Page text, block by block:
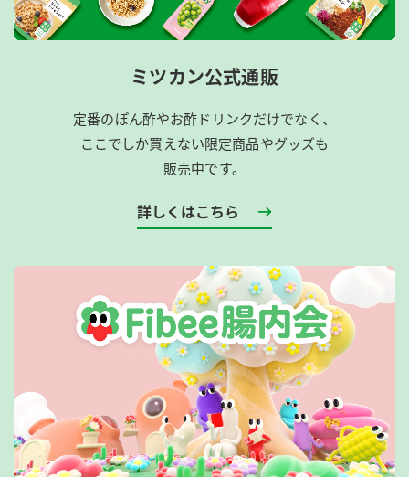
ミツカン公式通販
定番のぽん酢やお酢ドリンクだけでなく、
ここでしか買えない限定商品やグッズも
販売中です。
詳しくはこちら